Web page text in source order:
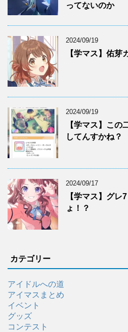
ってないのか
2024/09/19
【学マス】佑芽
2024/09/19
【学マス】この
してんすかね？
2024/09/17
【学マス】グレ
ょ！？
カテゴリー
アイドルへの道
アイマスまとめ
イベント
グッズ
コンテスト